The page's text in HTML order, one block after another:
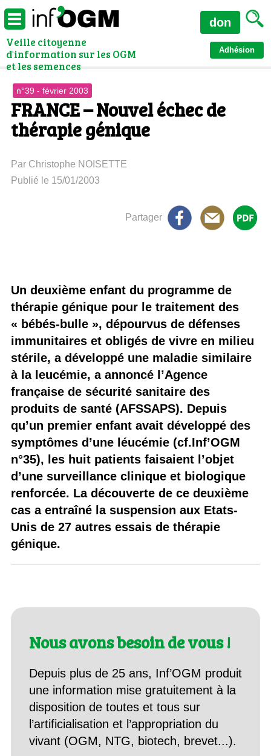
Veille citoyenne
d'information sur les OGM
et les semences
Adhésion
don
n°39 - février 2003
FRANCE – Nouvel échec de
thérapie génique
Par Christophe NOISETTE
Publié le 15/01/2003
Partager
Un deuxième enfant du programme de
thérapie génique pour le traitement des
« bébés-bulle », dépourvus de défenses
immunitaires et obligés de vivre en milieu
stérile, a développé une maladie similaire
à la leucémie, a annoncé l’Agence
française de sécurité sanitaire des
produits de santé (AFSSAPS). Depuis
qu’un premier enfant avait développé des
symptômes d’une léucémie (cf.Inf’OGM
n°35), les huit patients faisaient l’objet
d’une surveillance clinique et biologique
renforcée. La découverte de ce deuxième
cas a entraîné la suspension aux Etats-
Unis de 27 autres essais de thérapie
génique.
Nous avons besoin de vous !
Depuis plus de 25 ans, Inf’OGM produit
une information mise gratuitement à la
disposition de toutes et tous sur
l’artificialisation et l’appropriation du
vivant (OGM, NTG, biotech, brevet...).